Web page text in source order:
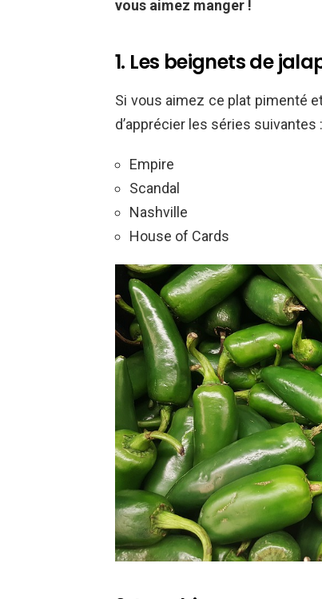
vous aimez manger !
1. Les beignets de
Si vous aimez ce plat pimenté
d’apprécier les séries suivantes :
Empire
Scandal
Nashville
House of Cards